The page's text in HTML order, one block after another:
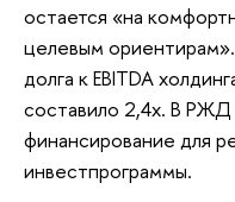
остается «на
целевым
долга к EBITDA
составило 2,4х. В РЖД
финансирование для
инвестпрограммы.